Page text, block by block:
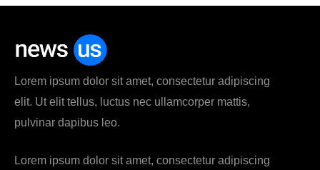
Lorem ipsum dolor sit amet, consectetur adipiscing
elit. Ut elit tellus, luctus nec ullamcorper mattis,
pulvinar dapibus leo.
Lorem ipsum dolor sit amet, consectetur adipiscing